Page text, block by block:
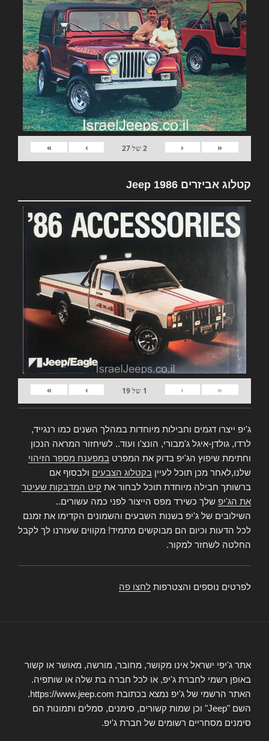
«
‹
2של27
›
»
קטלוג אביזרים Jeep 1986
«
‹
1 של19
›
»
ג'יפ ייצרו דגמים וחבילות מיוחדות במהלך השנים כמו רנגייד,
לרדו, גולדן-איגל ג'מבורי, הונצ'ו ועוד.. לשיחזור המראה הנכון
וחתימת שיפוץ הג'יפ בדוק את המפרט במפענח מספר הזיהוי
שלנו,לאחר מכן תוכל לעיין בקטלוג הצבעים ולבסוף אם
ברשותך חבילה מיוחדת תוכל לבחור את קיט המדבקות שעיטר
את הג'יפ שלך כשירד מפס הייצור לפני כמה עשורים..
השילובים של ג'יפ בשנות השבעים והשמונים הקדימו את זמנם
לכל הדעות וכיום הם מבוקשים מתמיד! מקווים שעזרנו לך לקבל
החלטה לשחזר למקור.
לפרטים נוספים והצטרפות לחצו פה
אתר ג'יפי ישראל אינו מקושר, מחובר, מורשה, מאושר או קשור
באופן רשמי לחברת ג'יפ, או לכל חברה בת שלה או שותפיה.
האתר הרשמי של ג'יפ נמצא בכתובת https://www.jeep.com.
השם "Jeep" וכן שמות קשורים, סימנים, סמלים ותמונות הם
סימנים מסחריים רשומים של חברת ג'יפ.